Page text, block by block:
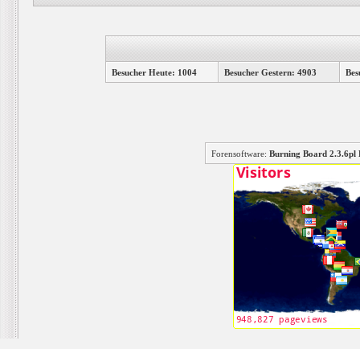
Besucher Heute: 1004 Besucher Gestern: 4903
Forensoftware: Burning Board